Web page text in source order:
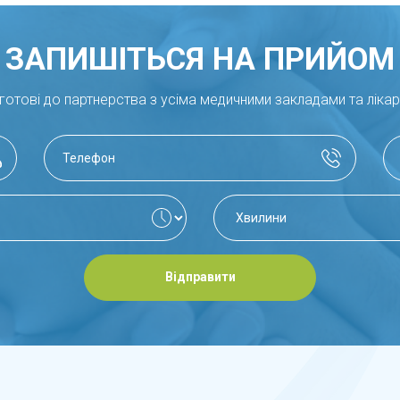
ЗАПИШІТЬСЯ НА ПРИЙОМ
до партнерства з усіма медичними закладами та
Відправити